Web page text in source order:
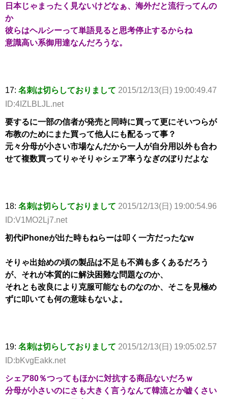
日本じゃまったく見ないけどなぁ、海外だと流行ってんの
か
彼らはヘルシーって単語見ると思考停止するからね
意識高い系御用達なんだろうな。
17: 名刺は切らしておりまして 2015/12/13(日) 19:00:49.47
ID:4IZLBLJL.net
要するに一部の信者が発売と同時に買って更にそいつらが
布教のためにまた買って他人にも配るって事？
元々分母が小さい市場なんだから一人が自分用以外も合わ
せて複数買ってりゃそりゃシェア率うなぎのぼりだよな
18: 名刺は切らしておりまして 2015/12/13(日) 19:00:54.96
ID:V1MO2Lj7.net
初代iPhoneが出た時もねらーは叩く一方だったなw
そりゃ出始めの頃の製品は不足も不満も多くあるだろう
が、それが本質的に解決困難な問題なのか、
それとも改良により克服可能なものなのか、そこを見極め
ずに叩いても何の意味もないよ。
19: 名刺は切らしておりまして 2015/12/13(日) 19:05:02.57
ID:bKvgEakk.net
シェア80％つってもほかに対抗する商品ないだろｗ
分母が小さいのにさも大きく言うなんて韓流とか嘘くさい